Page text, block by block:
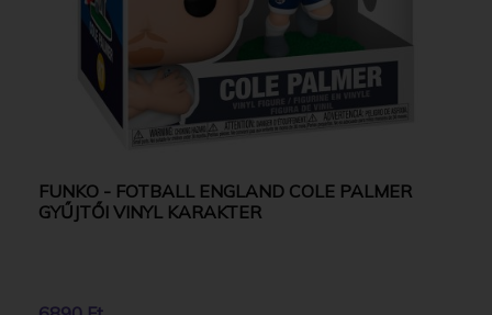
FUNKO - FOTBALL ENGLAND COLE PALMER
GYŰJTŐI VINYL KARAKTER